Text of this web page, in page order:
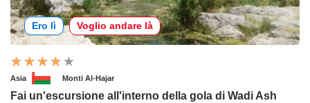
Ero lì Voglio andare là
Asia Monti Al-Hajar
Fai un'escursione all'interno della gola di Wadi Ash